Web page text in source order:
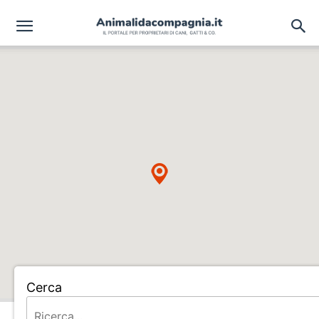
Cerca
Home CANILE MUNICIPALE